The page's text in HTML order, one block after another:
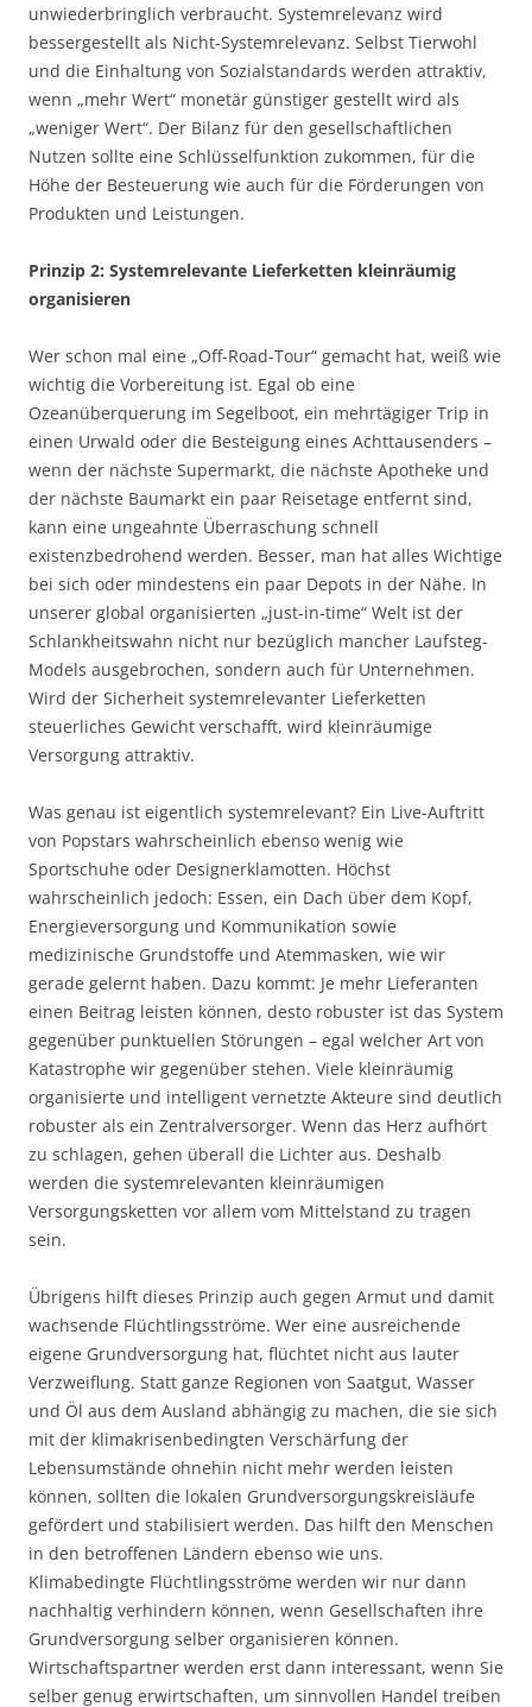
unwiederbringlich verbraucht. Systemrelevanz wird
bessergestellt als Nicht-Systemrelevanz. Selbst Tierwohl
und die Einhaltung von Sozialstandards werden attraktiv,
wenn „mehr Wert“ monetär günstiger gestellt wird als
„weniger Wert“. Der Bilanz für den gesellschaftlichen
Nutzen sollte eine Schlüsselfunktion zukommen, für die
Höhe der Besteuerung wie auch für die Förderungen von
Produkten und Leistungen.
Prinzip 2: Systemrelevante Lieferketten kleinräumig
organisieren
Wer schon mal eine „Off-Road-Tour“ gemacht hat, weiß wie
wichtig die Vorbereitung ist. Egal ob eine
Ozeanüberquerung im Segelboot, ein mehrtägiger Trip in
einen Urwald oder die Besteigung eines Achttausenders –
wenn der nächste Supermarkt, die nächste Apotheke und
der nächste Baumarkt ein paar Reisetage entfernt sind,
kann eine ungeahnte Überraschung schnell
existenzbedrohend werden. Besser, man hat alles Wichtige
bei sich oder mindestens ein paar Depots in der Nähe. In
unserer global organisierten „just-in-time“ Welt ist der
Schlankheitswahn nicht nur bezüglich mancher Laufsteg-
Models ausgebrochen, sondern auch für Unternehmen.
Wird der Sicherheit systemrelevanter Lieferketten
steuerliches Gewicht verschafft, wird kleinräumige
Versorgung attraktiv.
Was genau ist eigentlich systemrelevant? Ein Live-Auftritt
von Popstars wahrscheinlich ebenso wenig wie
Sportschuhe oder Designerklamotten. Höchst
wahrscheinlich jedoch: Essen, ein Dach über dem Kopf,
Energieversorgung und Kommunikation sowie
medizinische Grundstoffe und Atemmasken, wie wir
gerade gelernt haben. Dazu kommt: Je mehr Lieferanten
einen Beitrag leisten können, desto robuster ist das System
gegenüber punktuellen Störungen – egal welcher Art von
Katastrophe wir gegenüber stehen. Viele kleinräumig
organisierte und intelligent vernetzte Akteure sind deutlich
robuster als ein Zentralversorger. Wenn das Herz aufhört
zu schlagen, gehen überall die Lichter aus. Deshalb
werden die systemrelevanten kleinräumigen
Versorgungsketten vor allem vom Mittelstand zu tragen
sein.
Übrigens hilft dieses Prinzip auch gegen Armut und damit
wachsende Flüchtlingsströme. Wer eine ausreichende
eigene Grundversorgung hat, flüchtet nicht aus lauter
Verzweiflung. Statt ganze Regionen von Saatgut, Wasser
und Öl aus dem Ausland abhängig zu machen, die sie sich
mit der klimakrisenbedingten Verschärfung der
Lebensumstände ohnehin nicht mehr werden leisten
können, sollten die lokalen Grundversorgungskreisläufe
gefördert und stabilisiert werden. Das hilft den Menschen
in den betroffenen Ländern ebenso wie uns.
Klimabedingte Flüchtlingsströme werden wir nur dann
nachhaltig verhindern können, wenn Gesellschaften ihre
Grundversorgung selber organisieren können.
Wirtschaftspartner werden erst dann interessant, wenn Sie
selber genug erwirtschaften, um sinnvollen Handel treiben